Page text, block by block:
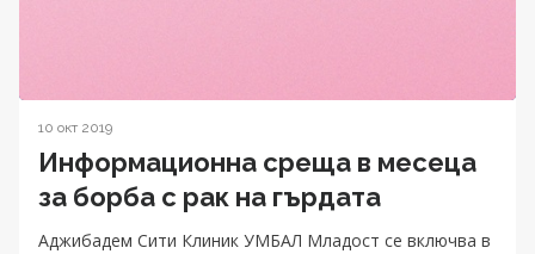
10 окт 2019
Информационна среща в месеца
за борба с рак на гърдата
Аджибадем Сити Клиник УМБАЛ Младост се включва в